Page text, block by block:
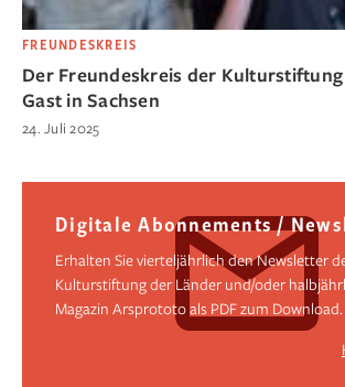
FREUNDESKREIS
Der Freundeskreis der
Gast in Sachsen
24. Juli 2025
Digitale Abonnements /
Erhalten Sie vierteljährlich den Newsletter
Kulturstiftung der Länder und/oder
Magazin Arsprototo als PDF zum Download.